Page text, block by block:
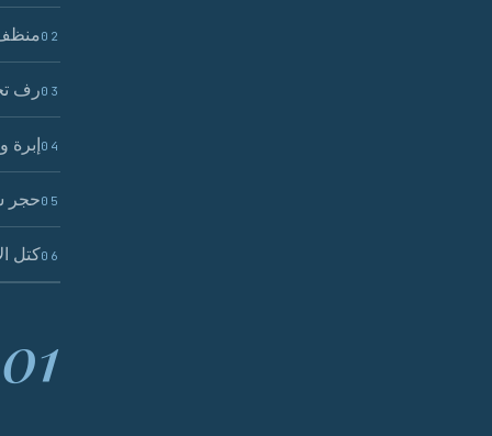
02
03رف
04إبرة
05حجر
06كتل
01